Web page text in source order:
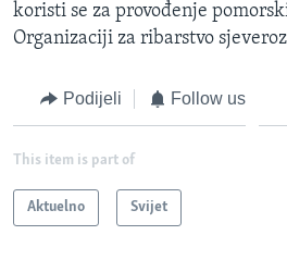
koristi se za provođenje
Organizaciji za ribarstvo
Podijeli Follow us
This item is part of
Aktuelno Svijet